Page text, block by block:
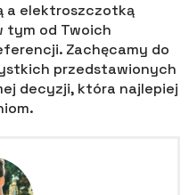
a elektroszczotką
tym od Twoich
Zachęcamy do
przedstawionych
decyzji, która najlepiej